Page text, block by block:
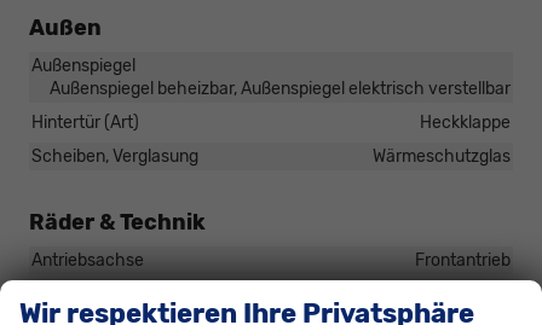
Außen
Außenspiegel
Außenspiegel beheizbar, Außenspiegel elektrisch verstellbar
Hintertür (Art)
Heckklappe
Scheiben, Verglasung
Wärmeschutzglas
Räder & Technik
Antriebsachse
Frontantrieb
Wir respektieren Ihre Privatsphäre